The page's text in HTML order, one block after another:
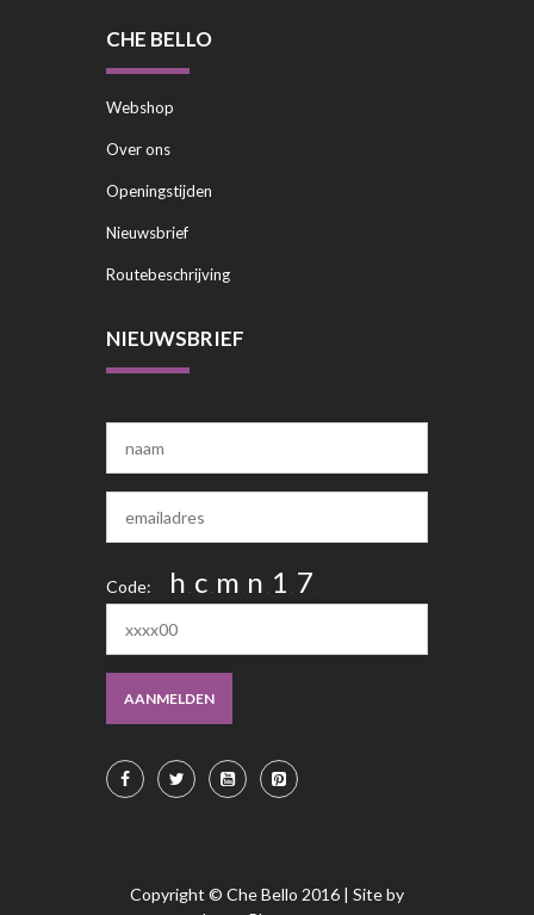
CHE BELLO
Webshop
Over ons
Openingstijden
Nieuwsbrief
Routebeschrijving
NIEUWSBRIEF
Code: h c m n 1 7
AANMELDEN
Copyright © Che Bello 2016 | Site by